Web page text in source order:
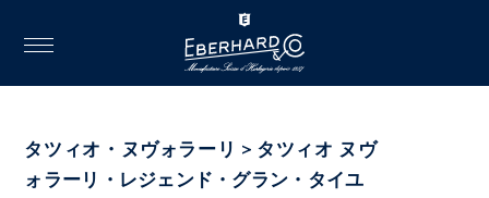
toggle
navigation
タツィオ・ヌヴォラーリ > タツィオ ヌヴ
ォラーリ・レジェンド・グラン・タイユ